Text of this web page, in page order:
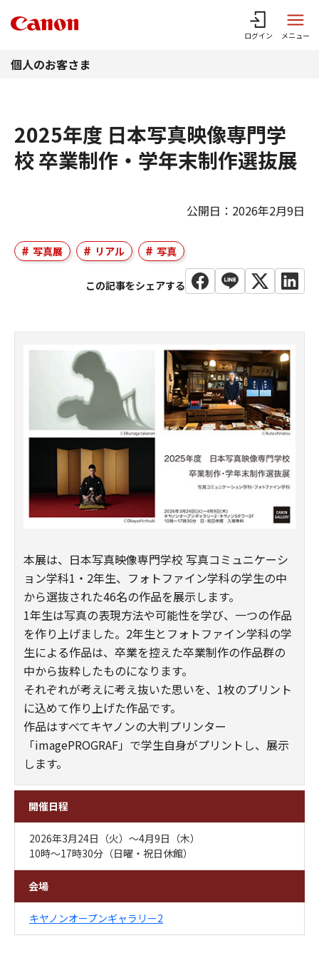
ログイン メニュー
個人のお客さま
2025年度 日本写真映像専門学
校 卒業制作・学年末制作選抜展
公開日：2026年2月9日
写真展 リアル 写真
本展は、日本写真映像専門学校 写真コミュニケーシ
ョン学科1・2年生、フォトファイン学科の学生の中
から選抜された46名の作品を展示します。
1年生は写真の表現方法や可能性を学び、一つの作品
を作り上げました。2年生とフォトファイン学科の学
生による作品は、卒業を控えた卒業制作の作品群の
中から抜粋したものになります。
それぞれが考えに考え抜いた思いを、1枚のプリント
に込めて作り上げた作品です。
作品はすべてキヤノンの大判プリンター
「imagePROGRAF」で学生自身がプリントし、展示
します。
開催日程
会場
2026年3月24日（火）～4月9日（木）
10時～17時30分（日曜・祝日休館）
キヤノンオープンギャラリー2